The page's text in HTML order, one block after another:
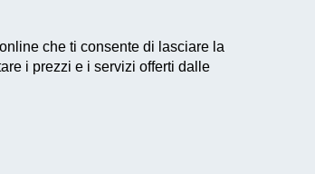
che ti consente di lasciare la
i prezzi e i servizi offerti dalle